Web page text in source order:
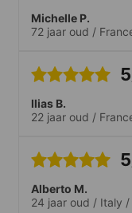
Michelle P.
72 jaar oud /
5
Ilias B.
22 jaar oud /
5
Alberto M.
24 jaar oud / Italy /